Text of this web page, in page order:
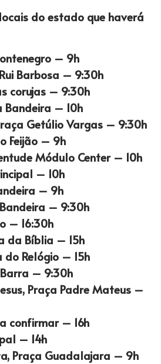
do estado que haverá
– 9h
Barbosa – 9:30h
corujas – 9:30h
Bandeira – 10h
Getúlio Vargas – 9:30h
Feijão – 9h
Módulo Center – 10h
– 10h
– 9h
– 9:30h
– 16:30h
da Bíblia – 15h
do Relógio – 15h
– 9:30h
Praça Padre Mateus –
confirmar – 16h
– 14h
Praça Guadalajara – 9h